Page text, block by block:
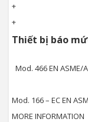
+
+
Thiết bị báo
Mod. 466 EN ASME/
Mod. 166 – EC EN
MORE INFORMATION